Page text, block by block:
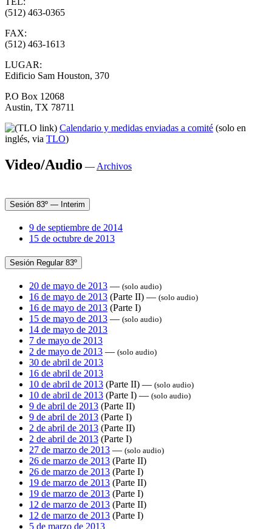
(512) 463-0365
FAX:
(512) 463-1613
LUGAR:
Edificio Sam Houston, 370
P.O Box 12068
Austin, TX 78711
Calendario y medidas enviadas a comité (solo en
inglés, via TLO)
Video/Audio — Archivos
Sesión 83º — Interim
9 de septiembre de 2014
15 de octubre de 2013
Sesión Regular 83º
20 de mayo de 2013 — (solo audio)
16 de mayo de 2013 (Parte II) — (solo audio)
16 de mayo de 2013 (Parte I)
15 de mayo de 2013 — (solo audio)
14 de mayo de 2013
7 de mayo de 2013
2 de mayo de 2013 — (solo audio)
30 de abril de 2013
16 de abril de 2013
10 de abril de 2013 (Parte II) — (solo audio)
10 de abril de 2013 (Parte I) — (solo audio)
9 de abril de 2013 (Parte II)
9 de abril de 2013 (Parte I)
2 de abril de 2013 (Parte II)
2 de abril de 2013 (Parte I)
27 de marzo de 2013 — (solo audio)
26 de marzo de 2013 (Parte II)
26 de marzo de 2013 (Parte I)
19 de marzo de 2013 (Parte II)
19 de marzo de 2013 (Parte I)
12 de marzo de 2013 (Parte II)
12 de marzo de 2013 (Parte I)
5 de marzo de 2013